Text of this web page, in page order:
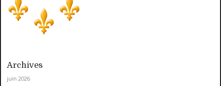
Archives
juin 2026